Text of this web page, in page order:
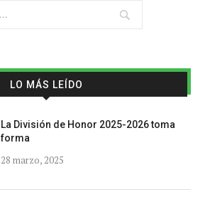
LO MÁS LEÍDO
La División de Honor 2025-2026 toma
forma
28 marzo, 2025